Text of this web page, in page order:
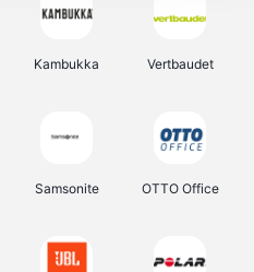
Kambukka Vertbaudet
Samsonite OTTO Office